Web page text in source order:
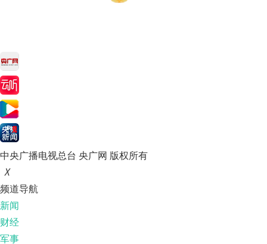
中央广播电视总台 央广网 版权所有
X
频道导航
新闻
财经
军事